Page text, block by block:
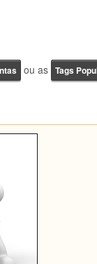
ou as Tags